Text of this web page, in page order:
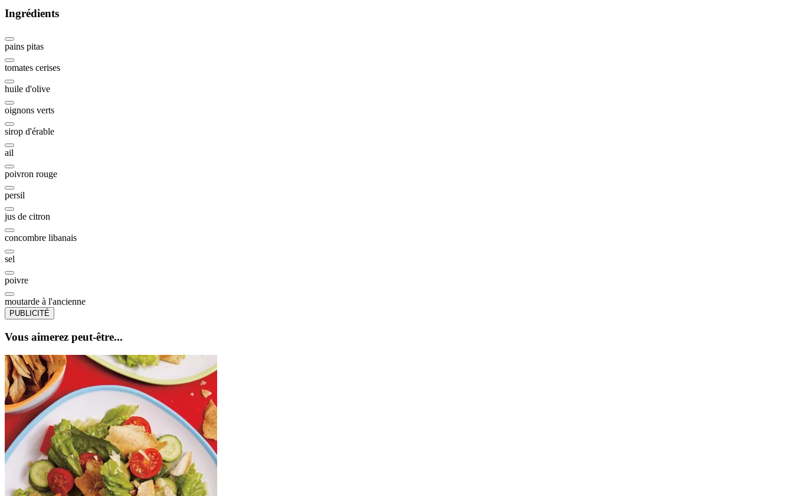
Ingrédients
pains pitas
tomates cerises
huile d'olive
oignons verts
sirop d'érable
ail
poivron rouge
persil
jus de citron
concombre libanais
sel
poivre
moutarde à l'ancienne
PUBLICITÉ
Vous aimerez peut-être...